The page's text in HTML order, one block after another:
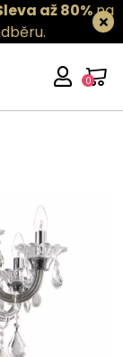
až 80%na
0